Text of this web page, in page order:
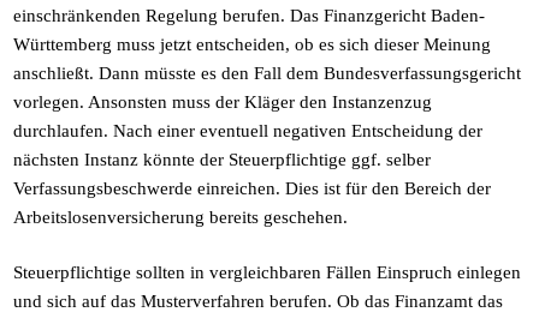
einschränkenden Regelung berufen. Das Finanzgericht Baden-
Württemberg muss jetzt entscheiden, ob es sich dieser Meinung
anschließt. Dann müsste es den Fall dem Bundesverfassungsgericht
vorlegen. Ansonsten muss der Kläger den Instanzenzug
durchlaufen. Nach einer eventuell negativen Entscheidung der
nächsten Instanz könnte der Steuerpflichtige ggf. selber
Verfassungsbeschwerde einreichen. Dies ist für den Bereich der
Arbeitslosenversicherung bereits geschehen.
Steuerpflichtige sollten in vergleichbaren Fällen Einspruch einlegen
und sich auf das Musterverfahren berufen. Ob das Finanzamt das